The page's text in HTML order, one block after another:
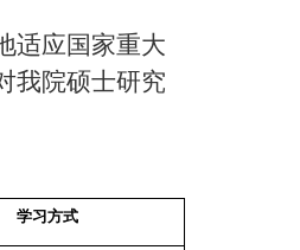
适应国家重大
我院硕士研究
学习方式